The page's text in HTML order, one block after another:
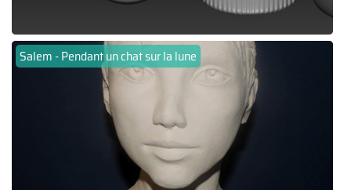
Salem - Pendant un chat sur la lune